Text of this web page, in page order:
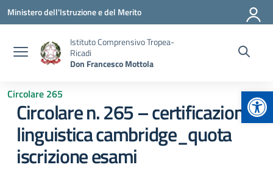
Vai ai contenuti
Vai al menu di navigazione
Vai al footer
Ministero dell'Istruzione e del Merito
Istituto Comprensivo Tropea-
Ricadi
Don Francesco Mottola
Circolare 265
Circolare n. 265 – certificazione
linguistica cambridge_quota
iscrizione esami